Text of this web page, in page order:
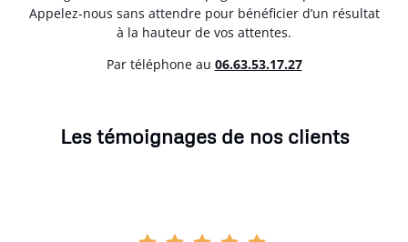
Appelez-nous sans attendre pour bénéficier d’un résultat
à la hauteur de vos attentes.
Par téléphone au 06.63.53.17.27
Les témoignages de nos clients